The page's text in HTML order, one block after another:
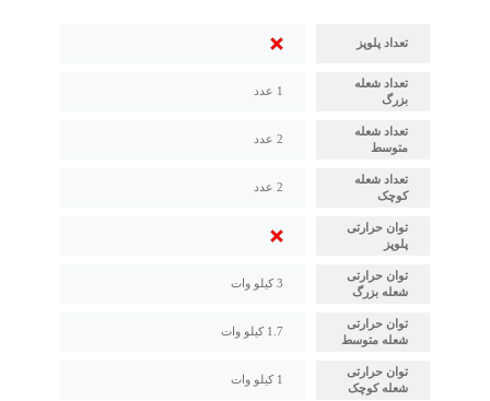
تعداد پلوپز
تعداد شعله
بزرگ
1 عدد
تعداد شعله
متوسط
2 عدد
تعداد شعله
کوچک
2 عدد
توان حرارتی
پلوپز
توان حرارتی
شعله بزرگ
3 کیلو وات
توان حرارتی
شعله متوسط
1.7 کیلو وات
توان حرارتی
شعله کوچک
1 کیلو وات